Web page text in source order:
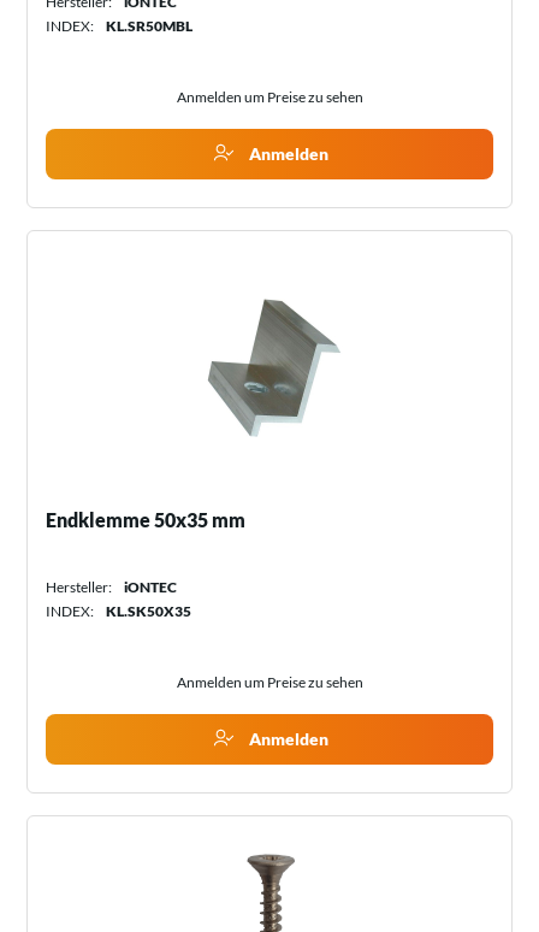
INDEX:
KL.SR50MBL
Anmelden um Preise zu sehen
Anmelden
Endklemme 50x35 mm
Hersteller:
iONTEC
INDEX:
KL.SK50X35
Anmelden um Preise zu sehen
Anmelden